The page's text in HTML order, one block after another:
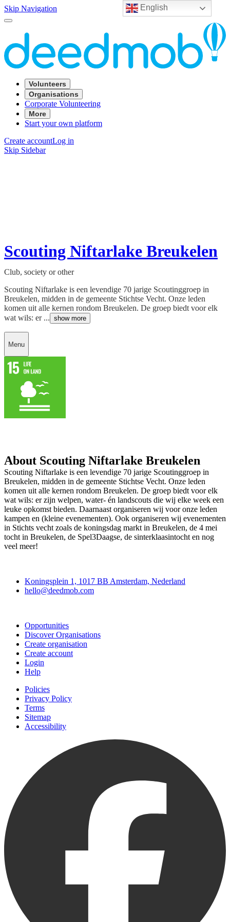
English
Skip Navigation
Volunteers
Organisations
Corporate Volunteering
More
Start your own platform
Create accountLog in
Skip Sidebar
Scouting Niftarlake Breukelen
Club, society or other
Scouting Niftarlake is een levendige 70 jarige Scoutinggroep in
Breukelen, midden in de gemeente Stichtse Vecht. Onze leden
komen uit alle kernen rondom Breukelen. De groep biedt voor elk
wat wils: er ... show more
Menu
About Scouting Niftarlake Breukelen
Scouting Niftarlake is een levendige 70 jarige Scoutinggroep in
Breukelen, midden in de gemeente Stichtse Vecht. Onze leden
komen uit alle kernen rondom Breukelen. De groep biedt voor elk
wat wils: er zijn welpen, water- én landscouts die wij elke week een
leuke opkomst bieden. Daarnaast organiseren wij voor onze leden
kampen en (kleine evenementen). Ook organiseren wij evenementen
in Stichts vecht zoals de koningsdag markt in Breukelen, de 4 mei
tocht in Breukelen, de Spel3Daagse, de sinterklaasintocht en nog
veel meer!
Koningsplein 1, 1017 BB Amsterdam, Nederland
hello@deedmob.com
Opportunities
Discover Organisations
Create organisation
Create account
Login
Help
Policies
Privacy Policy
Terms
Sitemap
Accessibility